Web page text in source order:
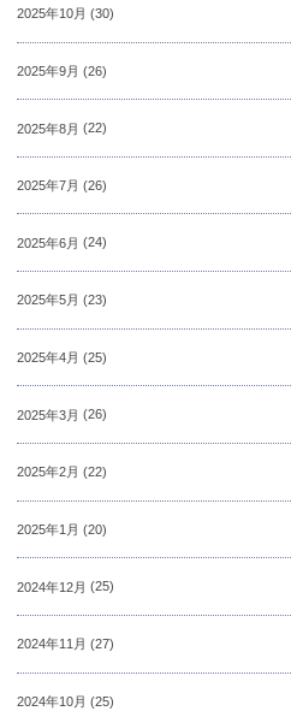
2025年10月 (30)
2025年9月 (26)
2025年8月 (22)
2025年7月 (26)
2025年6月 (24)
2025年5月 (23)
2025年4月 (25)
2025年3月 (26)
2025年2月 (22)
2025年1月 (20)
2024年12月 (25)
2024年11月 (27)
2024年10月 (25)